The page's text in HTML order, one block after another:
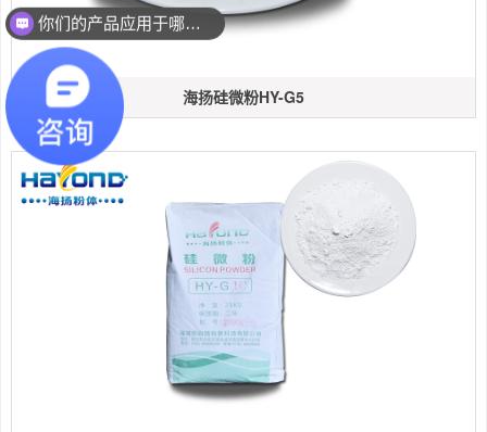
海扬硅微粉HY-G5
你们的产品应用于哪些领域？